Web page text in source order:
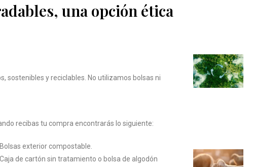
una opción ética
sostenibles y reciclables. No utilizamos bolsas ni
recibas tu compra encontrarás lo siguiente:
Bolsas exterior compostable.
Caja de cartón sin tratamiento o bolsa de algodón